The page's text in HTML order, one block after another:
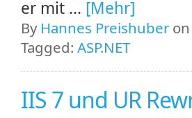
er mit ... [Mehr]
By Hannes Preishuber
Tagged: ASP.NET
IIS 7 und UR